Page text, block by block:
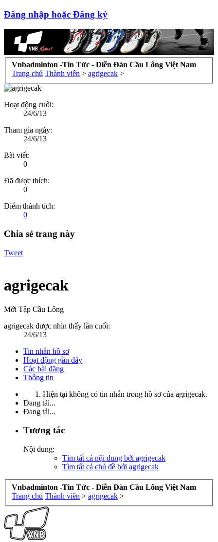
Đăng nhập hoặc Đăng ký
Vnbadminton -Tin Tức - Diễn Đàn Cầu Lông Việt Nam
Trang chủ Thành viên > agrigecak >
Hoạt động cuối:
24/6/13
Tham gia ngày:
24/6/13
Bài viết:
0
Đã được thích:
0
Điểm thành tích:
0
Chia sẻ trang này
Tweet
agrigecak
Mới Tập Cầu Lông
agrigecak được nhìn thấy lần cuối:
24/6/13
Tin nhắn hồ sơ
Hoạt động gần đây
Các bài đăng
Thông tin
Hiện tại không có tin nhắn trong hồ sơ của agrigecak.
Đang tải...
Đang tải...
Tương tác
Nội dung:
Tìm tất cả nội dung bởi agrigecak
Tìm tất cả chủ đề bởi agrigecak
Vnbadminton -Tin Tức - Diễn Đàn Cầu Lông Việt Nam
Trang chủ Thành viên > agrigecak >